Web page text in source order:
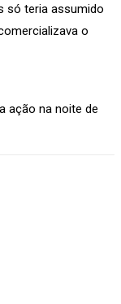
só teria assumido
o
ação na noite de